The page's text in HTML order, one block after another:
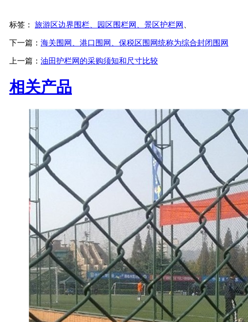
标签： 旅游区边界围栏、园区围栏网、景区护栏网
下一篇： ​海关围网、港口围网、保税区围网统称为综合封闭围网
上一篇： 油田护栏网的采购须知和尺寸比较
相关产品